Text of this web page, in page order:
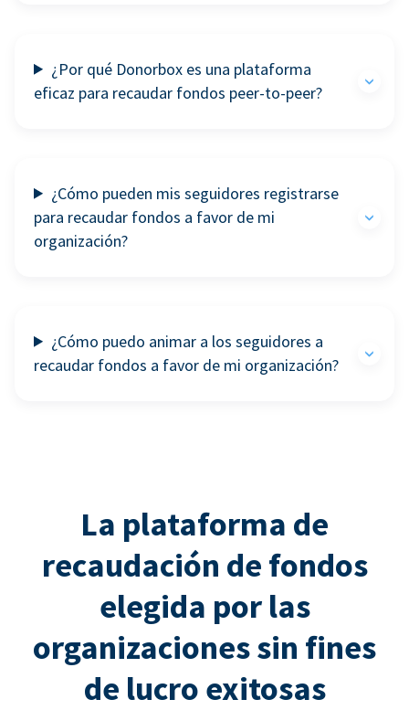
¿Por qué Donorbox es una plataforma
eficaz para recaudar fondos peer-to-peer?
¿Cómo pueden mis seguidores registrarse
para recaudar fondos a favor de mi
organización?
¿Cómo puedo animar a los seguidores a
recaudar fondos a favor de mi organización?
La plataforma de
recaudación de fondos
elegida por las
organizaciones sin fines
de lucro exitosas